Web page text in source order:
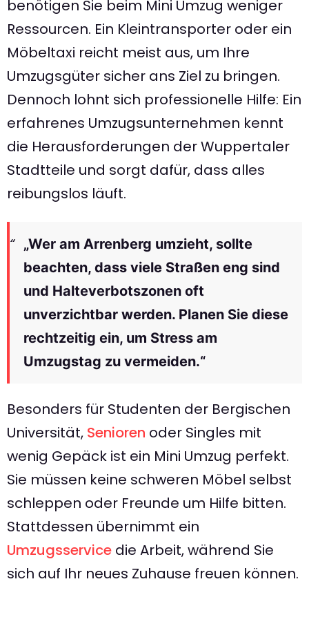
benötigen Sie beim Mini Umzug weniger
Ressourcen. Ein Kleintransporter oder ein
Möbeltaxi reicht meist aus, um Ihre
Umzugsgüter sicher ans Ziel zu bringen.
Dennoch lohnt sich professionelle Hilfe: Ein
erfahrenes Umzugsunternehmen kennt
die Herausforderungen der Wuppertaler
Stadtteile und sorgt dafür, dass alles
reibungslos läuft.
„Wer am Arrenberg umzieht, sollte
beachten, dass viele Straßen eng sind
und Halteverbotszonen oft
unverzichtbar werden. Planen Sie diese
rechtzeitig ein, um Stress am
Umzugstag zu vermeiden.“
Besonders für Studenten der Bergischen
Universität, Senioren oder Singles mit
wenig Gepäck ist ein Mini Umzug perfekt.
Sie müssen keine schweren Möbel selbst
schleppen oder Freunde um Hilfe bitten.
Stattdessen übernimmt ein
Umzugsservice die Arbeit, während Sie
sich auf Ihr neues Zuhause freuen können.